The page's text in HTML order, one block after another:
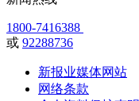
1800-7416388
或 92288736
新报业媒体网站
网络条款